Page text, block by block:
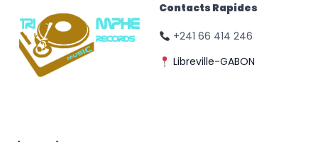
Contacts Rapides
+241 66 414 246
Libreville-GABON